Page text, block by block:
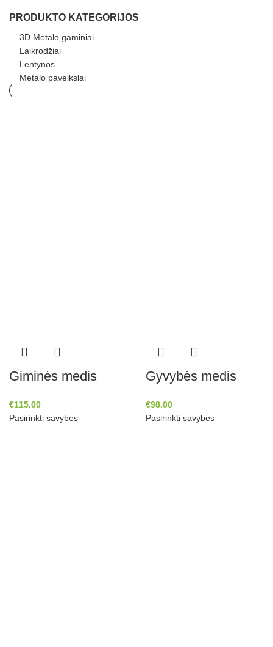
PRODUKTO KATEGORIJOS
3D Metalo gaminiai
Laikrodžiai
Lentynos
Metalo paveikslai
Giminės medis
€115.00
Pasirinkti savybes
Gyvybės medis
€98.00
Pasirinkti savybes